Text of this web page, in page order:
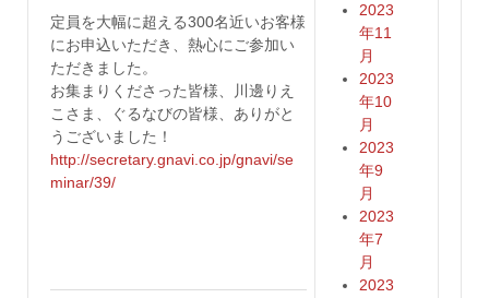
定員を大幅に超える300名近いお客様
にお申込いただき、熱心にご参加い
ただきました。
お集まりくださった皆様、川邊りえ
こさま、ぐるなびの皆様、ありがと
うございました！
http://secretary.gnavi.co.jp/gnavi/se
minar/39/
2023
年11
月
2023
年10
月
2023
年9
月
2023
年7
月
2023